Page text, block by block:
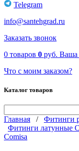
Telegram
info@santehgrad.ru
Заказать звонок
0 товаров 0 руб. Ваша
Что с моим заказом?
Каталог товаров
Главная / Фитинги
Фитинги латунные
Сomisa